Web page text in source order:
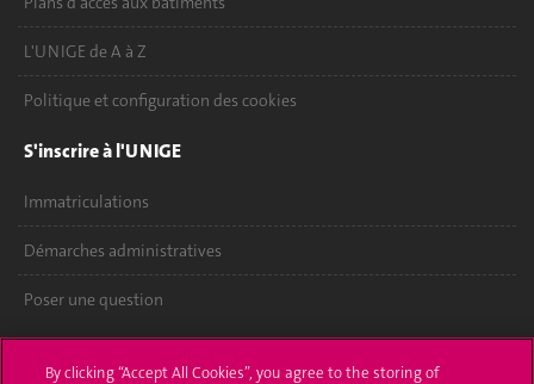
L'UNIGE de A à Z
Politique et configuration des cookies
S'inscrire à l'UNIGE
Immatriculations
Démarches administratives
Poser une question
By clicking “Accept All Cookies”, you agree to the storing of